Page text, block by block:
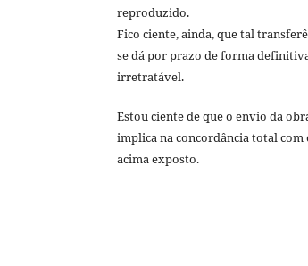
reproduzido.
Fico ciente, ainda, que tal
se dá por prazo de forma
irretratável.
Estou ciente de que o envio da
implica na concordância total com
acima exposto.